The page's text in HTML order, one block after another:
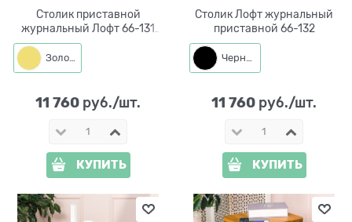
Столик приставной
журнальный Лофт 66-131
d=34см
Золото
11 760 руб./шт.
КУПИТЬ
Столик Лофт журнальный
приставной 66-132
Черный
11 760 руб./шт.
КУПИТЬ